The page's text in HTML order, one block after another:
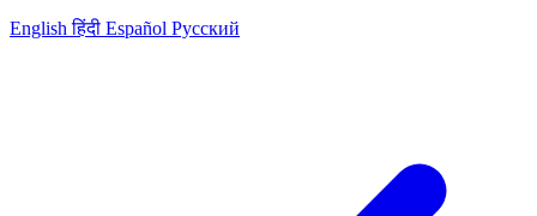
English हिंदी Español Русский